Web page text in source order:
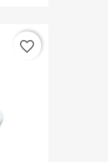
favorite_border